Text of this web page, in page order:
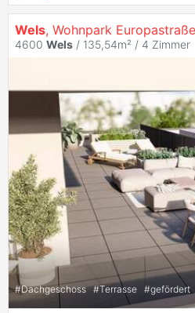
Wels, Wohnpark Europastraße - Top C1/12 -
4600 Wels / 135,54m² / 4 Zimmer
#Dachgeschoss #Terrasse #gefördert